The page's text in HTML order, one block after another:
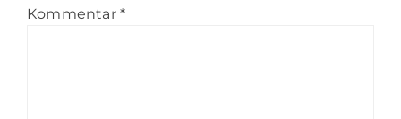
Kommentar *